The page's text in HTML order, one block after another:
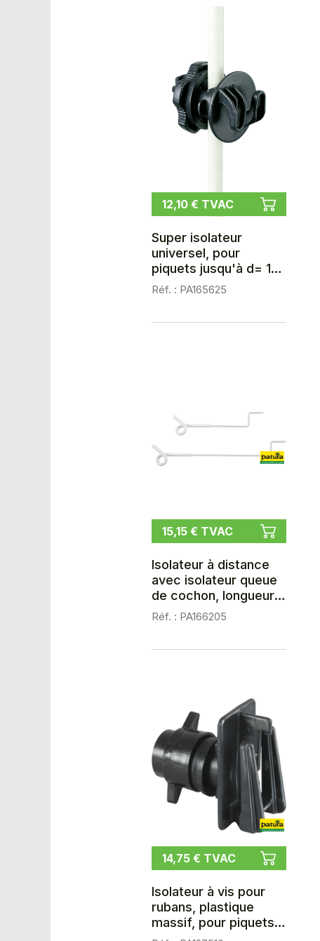
12,10 € TVAC
Super isolateur
universel, pour
piquets jusqu'à d= 16
mm, les 25
Réf. : PA165625
15,15 € TVAC
Isolateur à distance
avec isolateur queue
de cochon, longueur
40 cm, les 5
Réf. : PA166205
14,75 € TVAC
Isolateur à vis pour
rubans, plastique
massif, pour piquets
12 mm, rubans